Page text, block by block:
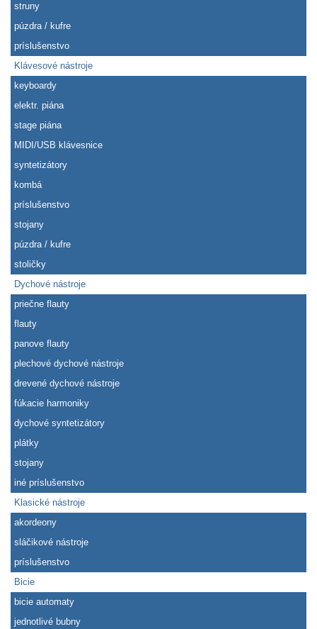
struny
púzdra / kufre
príslušenstvo
Klávesové nástroje
keyboardy
elektr. piána
stage piána
MIDI/USB klávesnice
syntetizátory
kombá
príslušenstvo
stojany
púzdra / kufre
stoličky
Dychové nástroje
priečne flauty
flauty
panove flauty
plechové dychové nástroje
drevené dychové nástroje
fúkacie harmoniky
dychové syntetizátory
plátky
stojany
iné príslušenstvo
Klasické nástroje
akordeony
sláčikové nástroje
príslušenstvo
Bicie
bicie automaty
jednotlivé bubny